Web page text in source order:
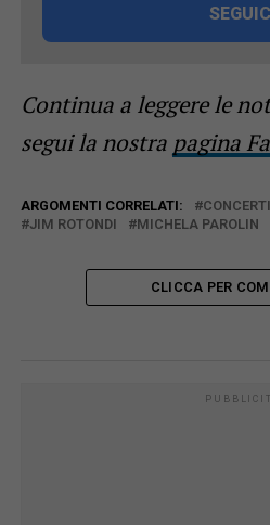
Continua a leggere le
segui la nostra pagina
ARGOMENTI CORRELATI: CONCERTI
JIM ROTONDI
MICHELA PAROLIN
CLICCA PER